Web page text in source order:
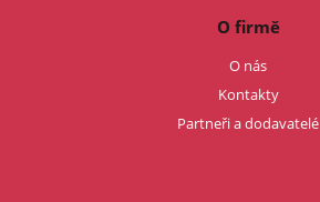
O firmě
O nás
Kontakty
Partneři a dodavatelé